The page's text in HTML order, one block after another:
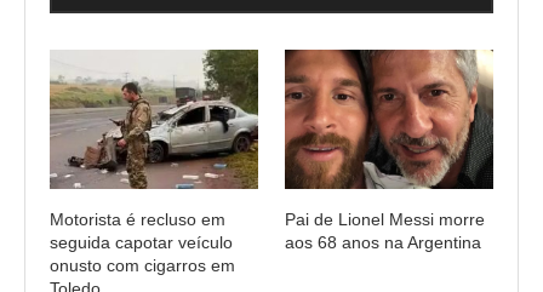
Motorista é recluso em
seguida capotar veículo
onusto com cigarros em
Pai de Lionel Messi morre
aos 68 anos na Argentina